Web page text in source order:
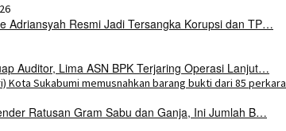
Adriansyah Resmi Jadi Tersangka Korupsi dan TP…
Auditor, Lima ASN BPK Terjaring Operasi Lanjut…
Ratusan Gram Sabu dan Ganja, Ini Jumlah B…